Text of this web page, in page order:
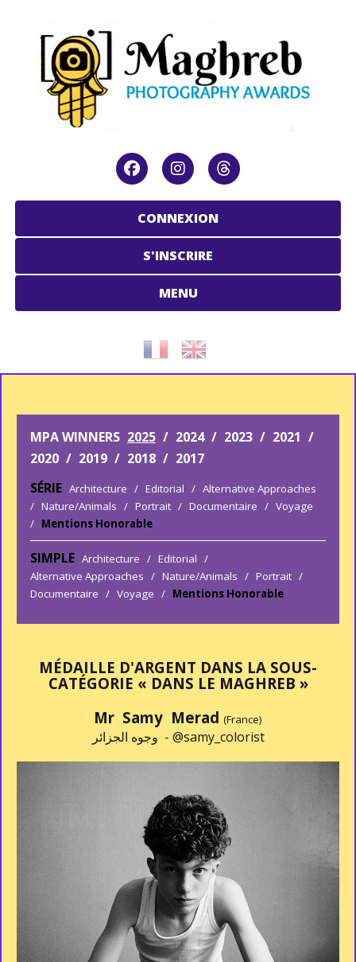
CONNEXION
S'INSCRIRE
MENU
MPA WINNERS 2025 / 2024 / 2023 / 2021 /
2020 / 2019 / 2018 / 2017
SÉRIE Architecture / Editorial / Alternative Approaches
/ Nature/Animals / Portrait / Documentaire / Voyage
/ Mentions Honorable
SIMPLE Architecture / Editorial /
Alternative Approaches / Nature/Animals / Portrait /
Documentaire / Voyage / Mentions Honorable
MÉDAILLE D'ARGENT DANS LA SOUS-
CATÉGORIE « DANS LE MAGHREB »
Mr Samy Merad (France)
وجوه الجزائر - @samy_colorist